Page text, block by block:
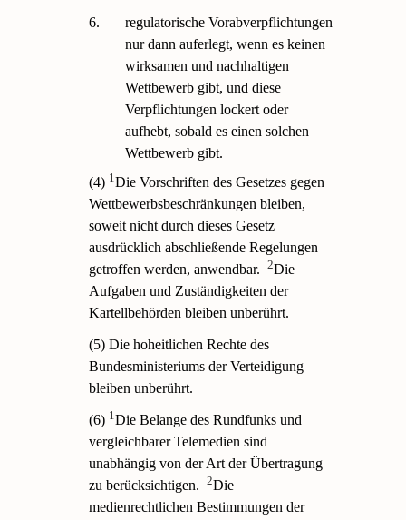
6.
regulatorische Vorabverpflichtungen
nur dann auferlegt, wenn es keinen
wirksamen und nachhaltigen
Wettbewerb gibt, und diese
Verpflichtungen lockert oder
aufhebt, sobald es einen solchen
Wettbewerb gibt.
(4) 1Die Vorschriften des Gesetzes gegen
Wettbewerbsbeschränkungen bleiben,
soweit nicht durch dieses Gesetz
ausdrücklich abschließende Regelungen
getroffen werden, anwendbar.
2Die
Aufgaben und Zuständigkeiten der
Kartellbehörden bleiben unberührt.
(5) Die hoheitlichen Rechte des
Bundesministeriums der Verteidigung
bleiben unberührt.
(6) 1Die Belange des Rundfunks und
vergleichbarer Telemedien sind
unabhängig von der Art der Übertragung
zu berücksichtigen.
2Die
medienrechtlichen Bestimmungen der